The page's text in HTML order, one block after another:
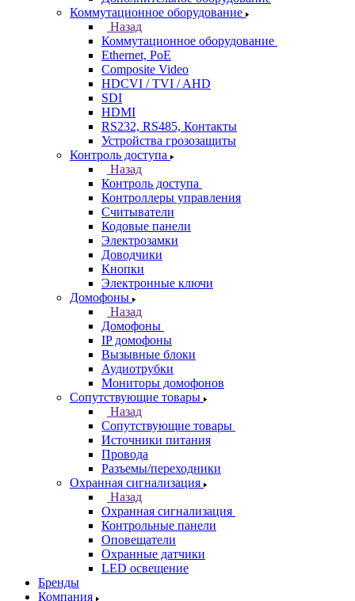
Коммутационное оборудование
Назад
Коммутационное оборудование
Ethernet, PoE
Composite Video
HDCVI / TVI / AHD
SDI
HDMI
RS232, RS485, Контакты
Устройства грозозащиты
Контроль доступа
Назад
Контроль доступа
Контроллеры управления
Считыватели
Кодовые панели
Электрозамки
Доводчики
Кнопки
Электронные ключи
Домофоны
Назад
Домофоны
IP домофоны
Вызывные блоки
Аудиотрубки
Мониторы домофонов
Сопутствующие товары
Назад
Сопутствующие товары
Источники питания
Провода
Разъемы/переходники
Охранная сигнализация
Назад
Охранная сигнализация
Контрольные панели
Оповещатели
Охранные датчики
LED освещение
Бренды
Компания